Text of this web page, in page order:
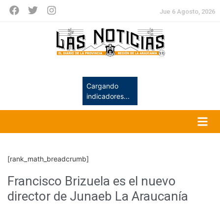
Jue 6 Agosto, 2026
Cargando
indicadores...
[rank_math_breadcrumb]
Francisco Brizuela es el nuevo
director de Junaeb La Araucanía